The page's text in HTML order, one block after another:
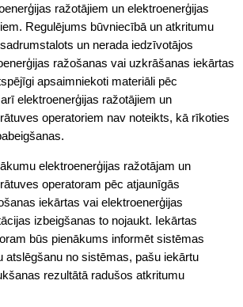
ražotājiem un elektroenerģijas
Regulējums būvniecībā un atkritumu
un nerada iedzīvotājos
ražošanas vai uzkrāšanas iekārtas
apsaimniekoti materiāli pēc
elektroenerģijas ražotājiem un
operatoriem nav noteikts, kā rīkoties
elektroenerģijas ražotājam un
operatoram pēc atjaunīgās
iekārtas vai elektroenerģijas
izbeigšanas to nojaukt. Iekārtas
būs pienākums informēt sistēmas
atslēgšanu no sistēmas, pašu iekārtu
rezultātā radušos atkritumu